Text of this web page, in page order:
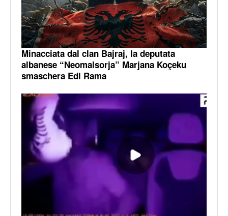
Minacciata dal clan Bajraj, la deputata
albanese “Neomalsorja” Marjana Koçeku
smaschera Edi Rama